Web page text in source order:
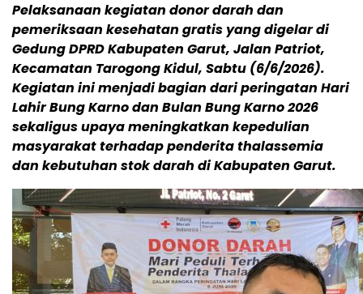
Pelaksanaan kegiatan donor darah dan
pemeriksaan kesehatan gratis yang digelar di
Gedung DPRD Kabupaten Garut, Jalan Patriot,
Kecamatan Tarogong Kidul, Sabtu (6/6/2026).
Kegiatan ini menjadi bagian dari peringatan Hari
Lahir Bung Karno dan Bulan Bung Karno 2026
sekaligus upaya meningkatkan kepedulian
masyarakat terhadap penderita thalassemia
dan kebutuhan stok darah di Kabupaten Garut.